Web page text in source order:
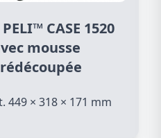
CASE 1520
mousse
449 × 318 × 171 mm